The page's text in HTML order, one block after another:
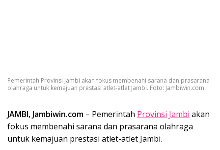
Pemerintah Provinsi Jambi akan fokus membenahi sarana dan prasarana
olahraga untuk kemajuan prestasi atlet-atlet Jambi. Foto: Jambiwin.com
JAMBI, Jambiwin.com – Pemerintah Provinsi Jambi akan
fokus membenahi sarana dan prasarana olahraga
untuk kemajuan prestasi atlet-atlet Jambi.